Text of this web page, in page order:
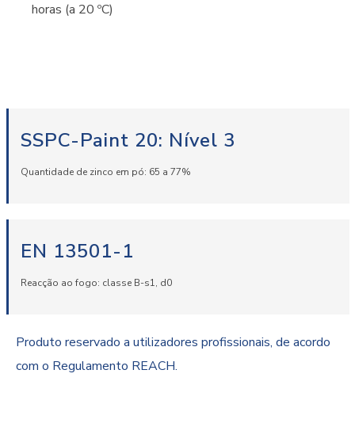
horas (a 20 ºC)
SSPC-Paint 20: Nível 3
Quantidade de zinco em pó: 65 a 77%
EN 13501-1
Reacção ao fogo: classe B-s1, d0
Produto reservado a utilizadores profissionais, de acordo
com o Regulamento REACH.